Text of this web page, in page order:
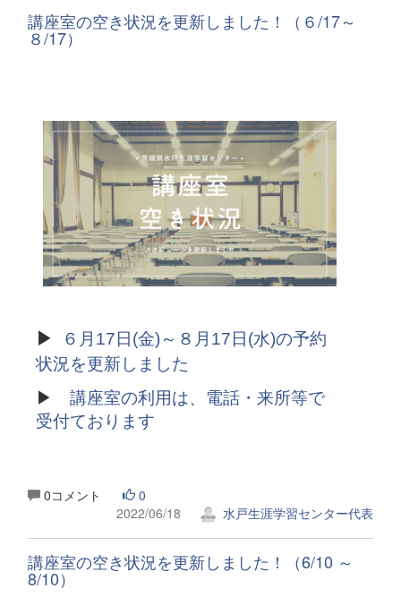
講座室の空き状況を更新しました！（６/17～
８/17）
▶
６月17日(金)～８月17日(水)の予約
状況を更新しました
▶ 講座室の利用は、電話・来所等で
受付ております
0コメント
0
2022/06/18
水戸生涯学習センター代表
講座室の空き状況を更新しました！（6/10 ～
8/10）